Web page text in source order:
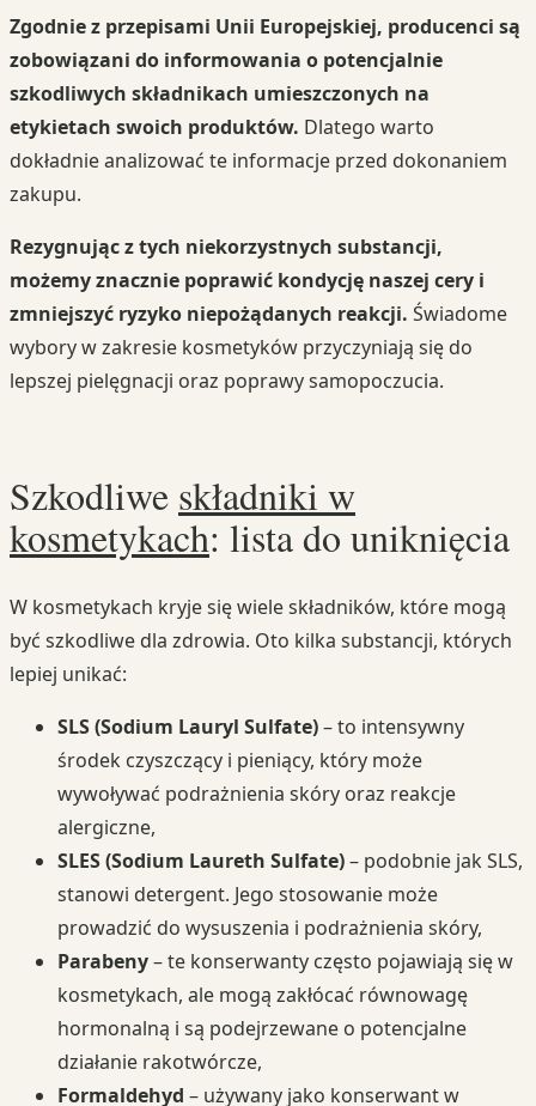
Zgodnie z przepisami Unii Europejskiej, producenci są
zobowiązani do informowania o potencjalnie
szkodliwych składnikach umieszczonych na
etykietach swoich produktów. Dlatego warto
dokładnie analizować te informacje przed dokonaniem
zakupu.
Rezygnując z tych niekorzystnych substancji,
możemy znacznie poprawić kondycję naszej cery i
zmniejszyć ryzyko niepożądanych reakcji. Świadome
wybory w zakresie kosmetyków przyczyniają się do
lepszej pielęgnacji oraz poprawy samopoczucia.
Szkodliwe składniki w
kosmetykach: lista do uniknięcia
W kosmetykach kryje się wiele składników, które mogą
być szkodliwe dla zdrowia. Oto kilka substancji, których
lepiej unikać:
SLS (Sodium Lauryl Sulfate)– to intensywny
środek czyszczący i pieniący, który może
wywoływać podrażnienia skóry oraz reakcje
alergiczne,
SLES (Sodium Laureth Sulfate)– podobnie jak SLS,
stanowi detergent. Jego stosowanie może
prowadzić do wysuszenia i podrażnienia skóry,
Parabeny– te konserwanty często pojawiają się w
kosmetykach, ale mogą zakłócać równowagę
hormonalną i są podejrzewane o potencjalne
działanie rakotwórcze,
Formaldehyd – używany jako konserwant w